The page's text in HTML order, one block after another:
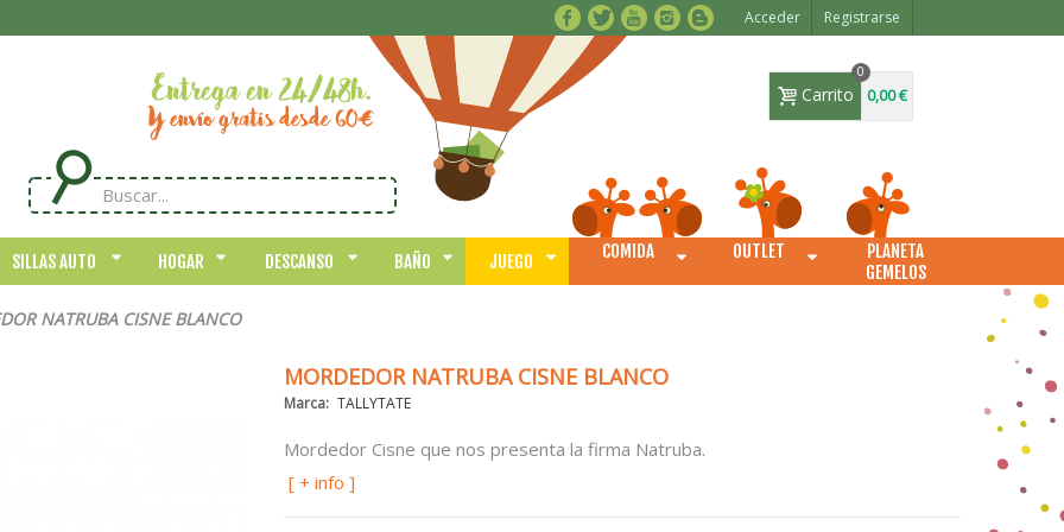
Acceder Registrarse
Carrito
0
0,00 €
SILLAS AUTO HOGAR DESCANSO BAÑO JUEGO COMIDA OUTLET
PLANETA
GEMELOS
NATRUBA CISNE BLANCO
MORDEDOR NATRUBA CISNE BLANCO
Marca: TALLYTATE
Mordedor Cisne que nos presenta la firma Natruba.
[ + info ]